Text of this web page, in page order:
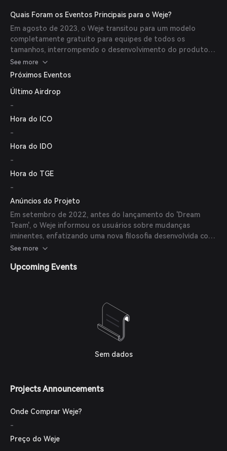
Quais Foram os Eventos Principais para o Weje?
Em agosto de 2023, o Weje transitou para um modelo
completamente gratuito para equipes de todos os
tamanhos, interrompendo o desenvolvimento do produto
devido à concorrência do mercado e explorando novas
fontes de receita como patrocínios, artigos pagos, doações,
anunciou o lançamento iminente do 'Dream Team', focando
como chats de voz e recursos adicionais.
See more
Próximos Eventos
Último Airdrop
-
Hora do ICO
-
Hora do IDO
-
Hora do TGE
-
Anúncios do Projeto
Em setembro de 2022, antes do lançamento do 'Dream
Team', o Weje informou os usuários sobre mudanças
iminentes, enfatizando uma nova filosofia desenvolvida com
anos de experiência para focar nos objetivos da equipe.
melhorar a experiência do usuário.
See more
Upcoming Events
Sem dados
Projects Announcements
Onde Comprar Weje?
-
Preço do Weje